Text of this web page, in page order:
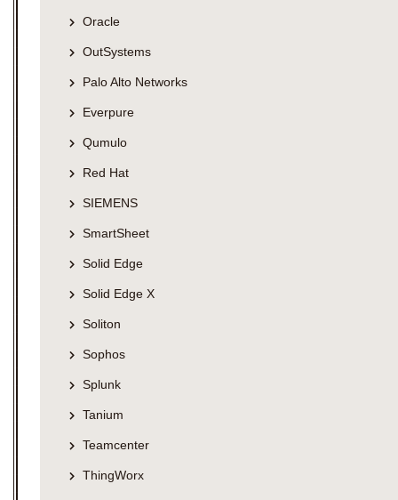
Oracle
OutSystems
Palo Alto Networks
Everpure
Qumulo
Red Hat
SIEMENS
SmartSheet
Solid Edge
Solid Edge X
Soliton
Sophos
Splunk
Tanium
Teamcenter
ThingWorx